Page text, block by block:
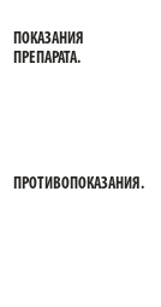
ПОКАЗАНИЯ
ПРЕПАРАТА.
ПРОТИВОПОКАЗАНИЯ.